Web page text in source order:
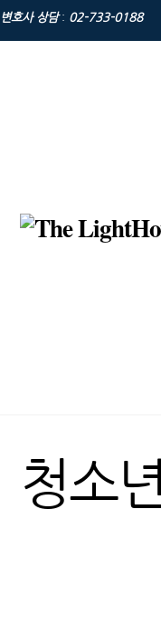
Skip
변호사 상담: 02-733-0188
청소